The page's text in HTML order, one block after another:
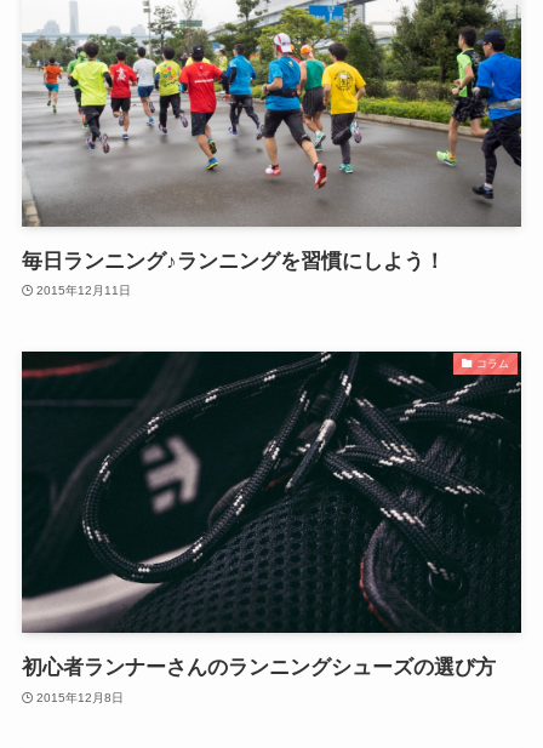
毎日ランニング♪ランニングを習慣にしよう！
2015年12月11日
コラム
初心者ランナーさんのランニングシューズの選び方
2015年12月8日